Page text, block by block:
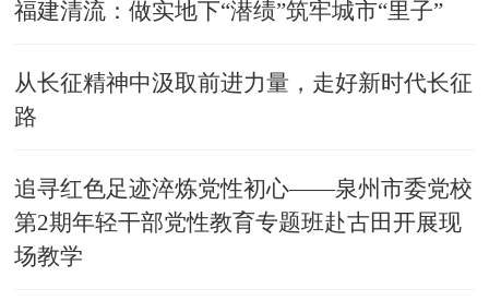
福建清流：做实地下“潜绩”筑牢城市“里子”
从长征精神中汲取前进力量，走好新时代长征
路
追寻红色足迹淬炼党性初心——泉州市委党校
第2期年轻干部党性教育专题班赴古田开展现
场教学